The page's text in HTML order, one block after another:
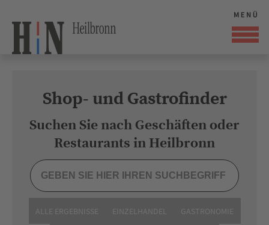
Shop- und Gastrofinder
Suchen Sie nach Geschäften oder
Restaurants in Heilbronn
ALLE ERGEBNISSE EINZELHANDEL GASTRONOMIE